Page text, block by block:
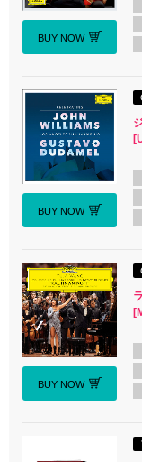
BUY NOW
BUY NOW
BUY NOW